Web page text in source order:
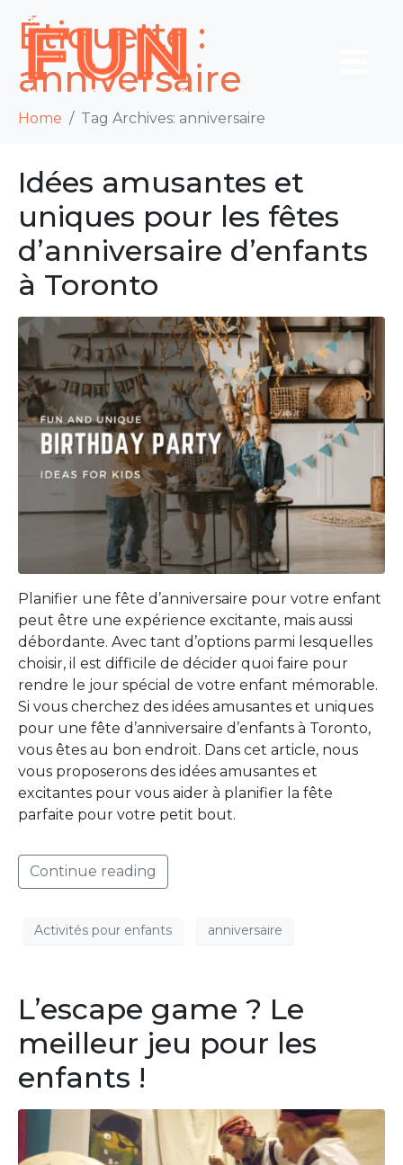
Étiquette :
anniversaire
Home Tag Archives: anniversaire
Idées amusantes et
uniques pour les fêtes
d’anniversaire d’enfants
à Toronto
Planifier une fête d’anniversaire pour votre enfant
peut être une expérience excitante, mais aussi
débordante. Avec tant d’options parmi lesquelles
choisir, il est difficile de décider quoi faire pour
rendre le jour spécial de votre enfant mémorable.
Si vous cherchez des idées amusantes et uniques
pour une fête d’anniversaire d’enfants à Toronto,
vous êtes au bon endroit. Dans cet article, nous
vous proposerons des idées amusantes et
excitantes pour vous aider à planifier la fête
parfaite pour votre petit bout.
Continue reading
Activités pour enfants anniversaire
L’escape game ? Le
meilleur jeu pour les
enfants !